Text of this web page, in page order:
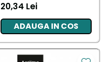
20,34 Lei
ADAUGA IN COS